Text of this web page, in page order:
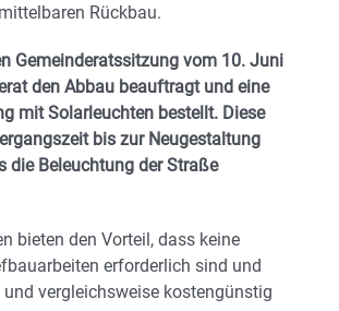
Rückbau.
Gemeinderatssitzung vom 10. Juni
den Abbau beauftragt und eine
mit Solarleuchten bestellt. Diese
bis zur Neugestaltung
die Beleuchtung der Straße
bieten den Vorteil, dass keine
erforderlich sind und
vergleichsweise kostengünstig